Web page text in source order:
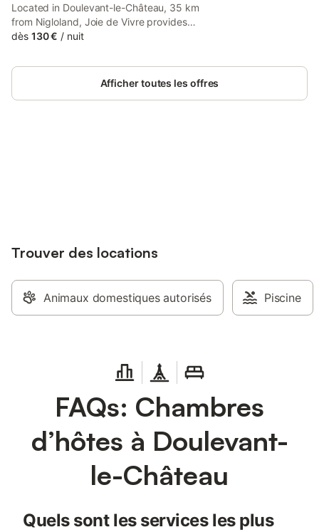
Located in Doulevant-le-Château, 35 km
from Nigloland, Joie de Vivre provides
accommodation with a seasonal outdoor
garden and a terrace. The property has
dès 130 € / nuit
Afficher toutes les offres
Trouver des locations
Animaux domestiques autorisés Piscine
FAQs: Chambres
d’hôtes à Doulevant-
le-Château
Quels sont les services les plus